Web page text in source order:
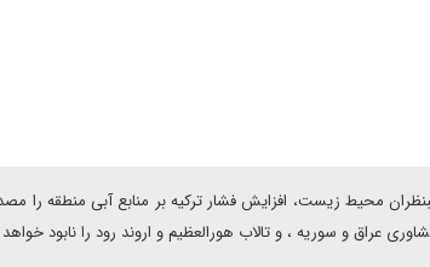
محیط زیست، افزایش فشار ترکیه بر منابع آبی منطقه را
عراق و سوریه ، و تالاب هورالعظیم و اروند رود را نابود